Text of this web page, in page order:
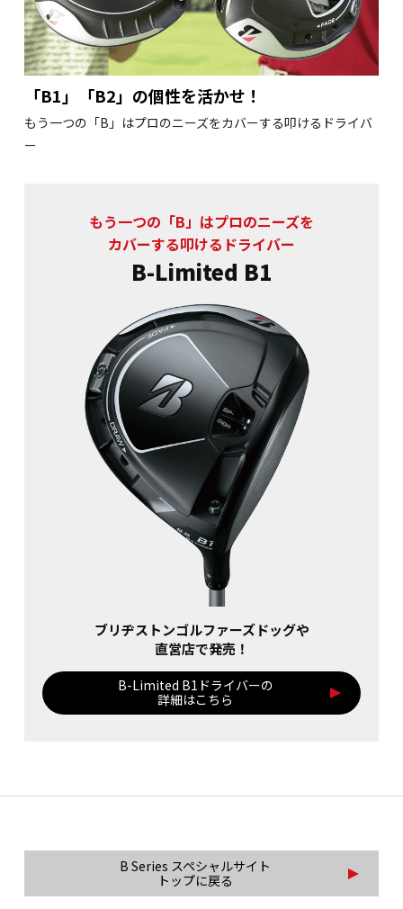
「B1」「B2」の個性を活かせ！
もう一つの「B」はプロのニーズをカバーする叩けるドライバ
ー
もう一つの「B」はプロのニーズを
カバーする叩けるドライバー
B-Limited B1
ブリヂストンゴルファーズドッグや
直営店で発売！
B-Limited B1ドライバーの
詳細はこちら
B Series スペシャルサイト
トップに戻る